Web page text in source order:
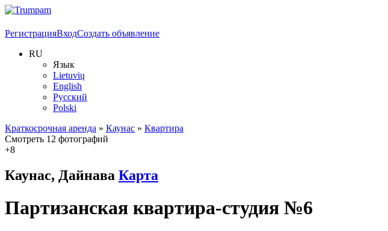
РегистрацияВходСоздать объявление
RU
Язык
Lietuvių
English
Русский
Polski
Краткосрочная аренда » Каунас » Квартира
Смотреть 12 фотографий
+8
Каунас, Дайнава Карта
Партизанская квартира-студия №6